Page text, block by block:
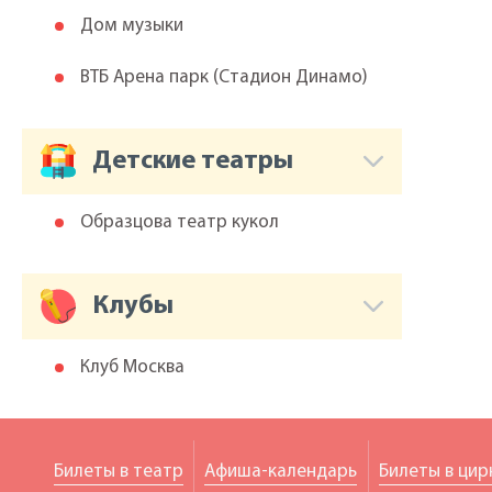
Дом музыки
ВТБ Арена парк (Cтадион Динамо)
Детские театры
Образцова театр кукол
Клубы
Клуб Москва
Билеты в театр Афиша-календарь Билеты в